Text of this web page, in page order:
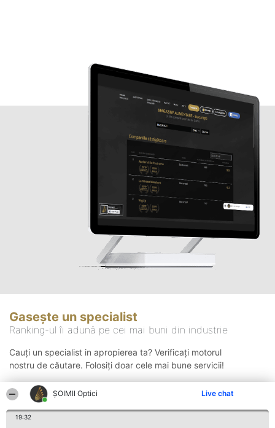
ȘOIMII Optici Live chat
19:32
Gasește un specialist
Ranking-ul îi adună pe cei mai buni din industrie
Cauți un specialist in apropierea ta? Verificați motorul
nostru de căutare. Folosiți doar cele mai bune servicii!